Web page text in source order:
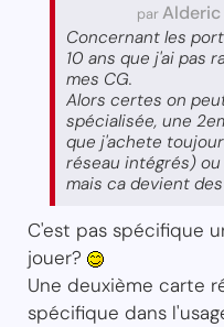
parAlderic
Concernant les
10 ans que j'ai pas
mes CG.
Alors certes on
spécialisée, une
que j'achete
réseau intégrés)
mais ca devient
C'est pas spécifique
jouer?
Une deuxième carte
spécifique dans